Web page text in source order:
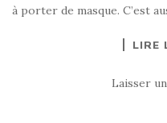
à porter de masque. C’est
LIRE
Laisser